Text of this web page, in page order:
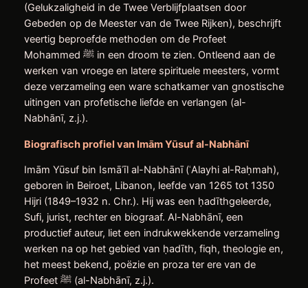
(Gelukzaligheid in de Twee Verblijfplaatsen door
Gebeden op de Meester van de Twee Rijken), beschrijft
veertig beproefde methoden om de Profeet
Mohammed ﷺ in een droom te zien. Ontleend aan de
werken van vroege en latere spirituele meesters, vormt
deze verzameling een ware schatkamer van gnostische
uitingen van profetische liefde en verlangen (al-
Nabhānī, z.j.).
Biografisch profiel van Imām Yūsuf al-Nabhānī
Imām Yūsuf bin Ismāʿīl al-Nabhānī (ʿAlayhi al-Raḥmah),
geboren in Beiroet, Libanon, leefde van 1265 tot 1350
Hijri (1849–1932 n. Chr.). Hij was een ḥadīthgeleerde,
Sufi, jurist, rechter en biograaf. Al-Nabhānī, een
productief auteur, liet een indrukwekkende verzameling
werken na op het gebied van ḥadīth, fiqh, theologie en,
het meest bekend, poëzie en proza ter ere van de
Profeet ﷺ (al-Nabhānī, z.j.).